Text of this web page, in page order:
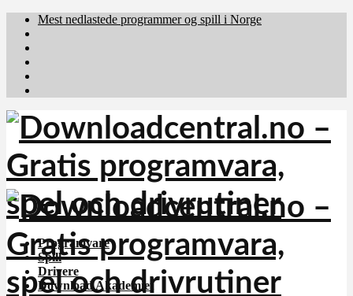
Mest nedlastede programmer og spill i Norge
Programvare
Spill
Drivere
Download Akademiet